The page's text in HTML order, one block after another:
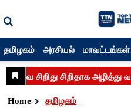
தமிழகம் அரசியல் மாவட்டங்கள்
Home தமிழகம்